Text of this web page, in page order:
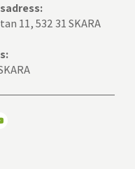
11, 532 31 SKARA